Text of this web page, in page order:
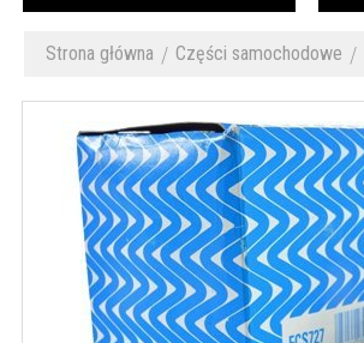
Strona główna Części samochodowe